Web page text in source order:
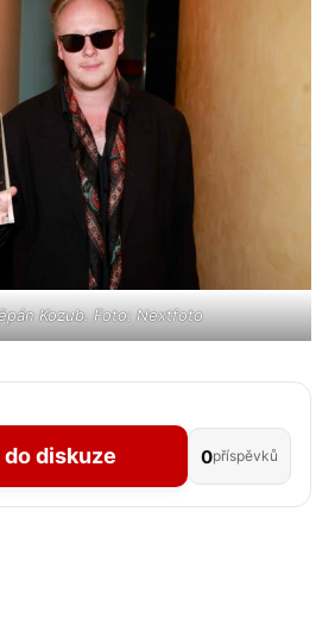
Kozub. Foto: Nextfoto
diskuze 0příspěvků